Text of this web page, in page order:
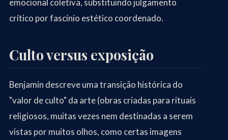
emocional coletiva, substituindo julgamento
crítico por fascínio estético coordenado.
Culto versus exposição
Benjamin descreve uma transição histórica do
"valor de culto" da arte (obras criadas para rituais
religiosos, muitas vezes nem destinadas a serem
vistas por muitos olhos, como certas imagens